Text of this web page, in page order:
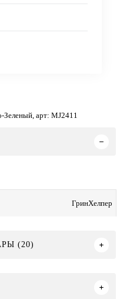
Зеленый, арт: MJ2411
ГринХелпер
(20)